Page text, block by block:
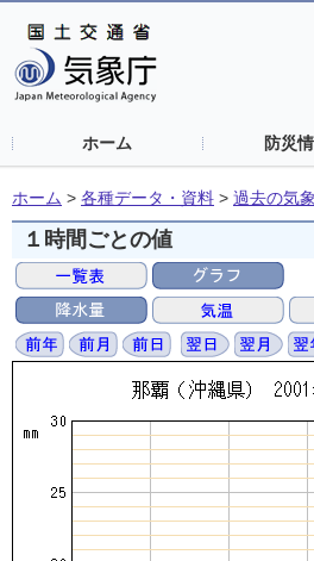
ホーム 防災
ホーム > 各種データ・資料 > 過去の気
１時間ごとの値